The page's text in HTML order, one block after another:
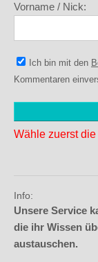
Vorname / Nick:
Ich bin mit den
Kommentaren
Wähle zuerst
Info:
Unsere Service
die ihr Wissen
austauschen.